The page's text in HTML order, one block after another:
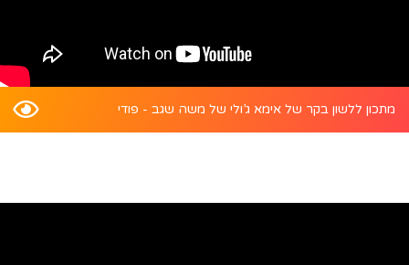
מתכון ללשון בקר של אימא ג’ולי של משה שגב - פודי